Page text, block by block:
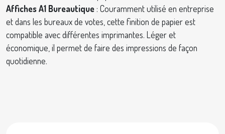
Affiches A1 Bureautique : Couramment utilisé en entreprise
et dans les bureaux de votes, cette finition de papier est
compatible avec différentes imprimantes. Léger et
économique, il permet de faire des impressions de façon
quotidienne.